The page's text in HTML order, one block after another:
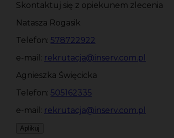
Skontaktuj się z opiekunem zlecenia
Natasza Rogasik
Telefon: 578722922
e-mail: rekrutacja@inserv.com.pl
Agnieszka Święcicka
Telefon: 505162335
e-mail: rekrutacja@inserv.com.pl
Aplikuj